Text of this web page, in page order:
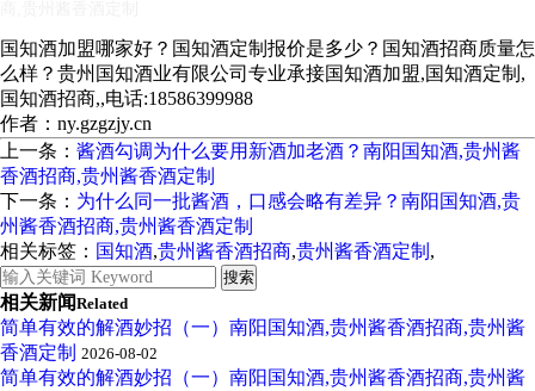
国知酒加盟哪家好？国知酒定制报价是多少？国知酒招商质量怎
么样？贵州国知酒业有限公司专业承接国知酒加盟,国知酒定制,
国知酒招商,,电话:18586399988
作者：ny.gzgzjy.cn
上一条： 酱酒勾调为什么要用新酒加老酒？南阳国知酒,贵州酱
香酒招商,贵州酱香酒定制
下一条： 为什么同一批酱酒，口感会略有差异？南阳国知酒,贵
州酱香酒招商,贵州酱香酒定制
相关标签： 国知酒,贵州酱香酒招商,贵州酱香酒定制 ,
相关新闻Related
简单有效的解酒妙招（一）南阳国知酒,贵州酱香酒招商,贵州酱
香酒定制 2026-08-02
简单有效的解酒妙招（一）南阳国知酒,贵州酱香酒招商,贵州酱